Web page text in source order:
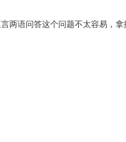
两语问答这个问题不太容易，